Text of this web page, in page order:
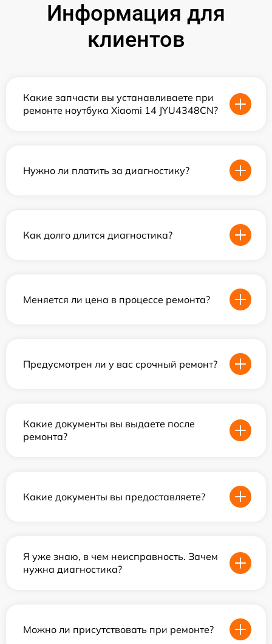
Информация для
клиентов
Какие запчасти вы устанавливаете при
ремонте ноутбука Xiaomi 14 JYU4348CN?
Нужно ли платить за диагностику?
Как долго длится диагностика?
Меняется ли цена в процессе ремонта?
Предусмотрен ли у вас срочный ремонт?
Какие документы вы выдаете после
ремонта?
Какие документы вы предоставляете?
Я уже знаю, в чем неисправность. Зачем
нужна диагностика?
Можно ли присутствовать при ремонте?